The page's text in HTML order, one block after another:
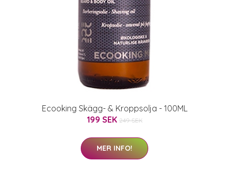
Ecooking Skägg- & Kroppsolja - 100ML
199 SEK 249 SEK
MER INFO!